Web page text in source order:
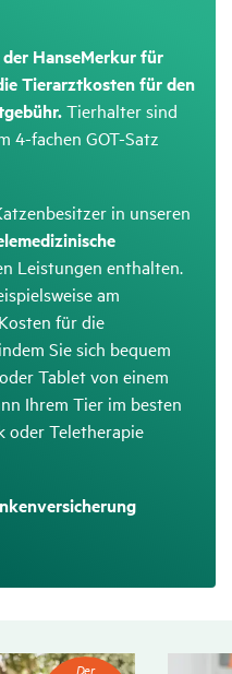
HanseMerkur für
Tierarztkosten für den
Tierhalter sind
4-fachen GOT-Satz
in unseren
Leistungen enthalten.
am
für die
Sie sich bequem
Tablet von einem
Ihrem Tier im besten
oder Teletherapie
Der
Der